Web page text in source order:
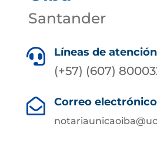
Santander
 Líneas de
(+57) (607)
 Correo